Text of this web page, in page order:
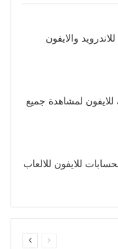
تحميل تطبيق ome tv للاندرويد والايفون
لمشاهدة جميع
للايفون للالعاب